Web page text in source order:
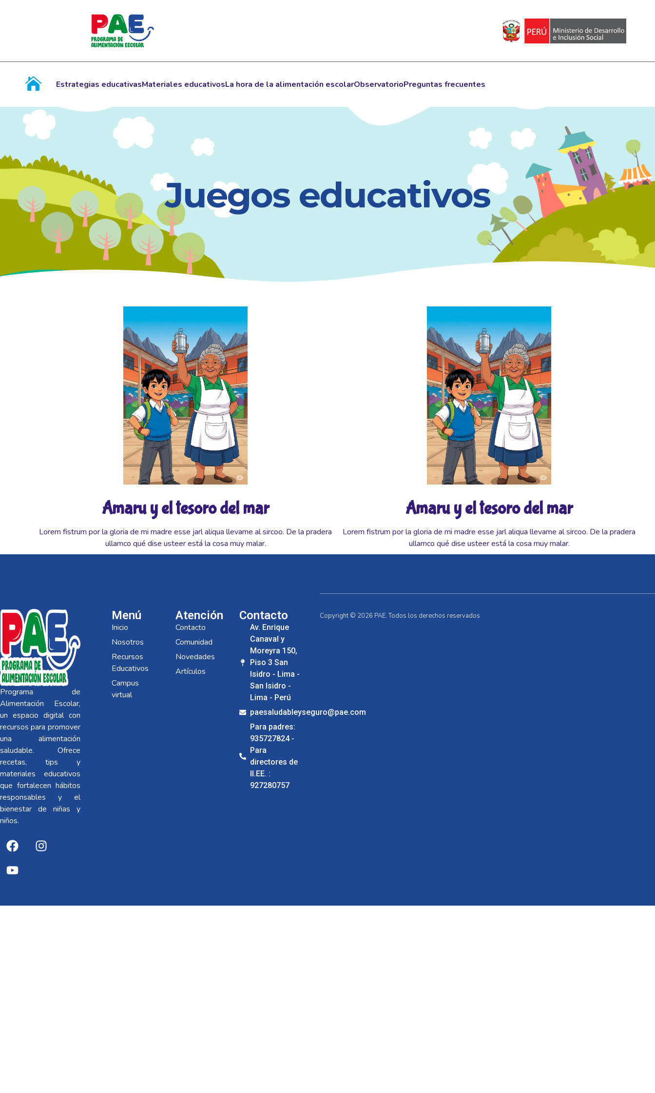
Estrategias educativasMateriales educativosLa hora de la alimentación escolarObservatorioPreguntas frecuentes
Juegos educativos
Amaru y el tesoro del mar
Lorem fistrum por la gloria de mi madre esse jarl aliqua llevame al sircoo. De la pradera
ullamco qué dise usteer está la cosa muy malar.
Amaru y el tesoro del mar
Lorem fistrum por la gloria de mi madre esse jarl aliqua llevame al sircoo. De la pradera
ullamco qué dise usteer está la cosa muy malar.
Programa de
Alimentación Escolar,
un espacio digital con
recursos para promover
una alimentación
saludable. Ofrece
recetas, tips y
materiales educativos
que fortalecen hábitos
responsables y el
bienestar de niñas y
niños.
Menú
Inicio
Nosotros
Recursos
Educativos
Campus
virtual
Atención
Contacto
Comunidad
Novedades
Artículos
Contacto
Av. Enrique
Canaval y
Moreyra 150,
Piso 3 San
Isidro - Lima -
San Isidro -
Lima - Perú
paesaludableyseguro@pae.com
Para padres:
935727824 -
Para
directores de
II.EE. :
927280757
Copyright © 2026 PAE. Todos los derechos reservados